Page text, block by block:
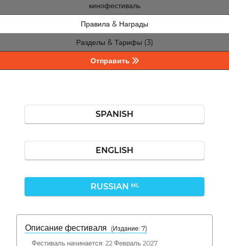
кинофестиваль
Правила & Награды
Разделы & Тарифы (3)
Отправить
SPANISH
ENGLISH
RUSSIAN ML
Описание фестиваля
( Издание: 7)
Фестиваль начинается: 22 Февраль 2027